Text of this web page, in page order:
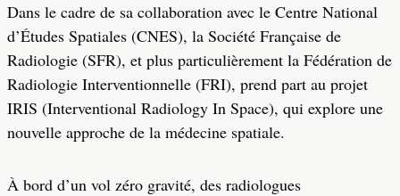
Dans le cadre de sa collaboration avec le Centre National
d’Études Spatiales (CNES), la Société Française de
Radiologie (SFR), et plus particulièrement la Fédération de
Radiologie Interventionnelle (FRI), prend part au projet
IRIS (Interventional Radiology In Space), qui explore une
nouvelle approche de la médecine spatiale.
À bord d’un vol zéro gravité, des radiologues